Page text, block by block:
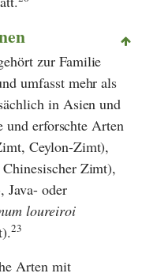
zur Familie
umfasst mehr als
in Asien und
und erforschte Arten
Ceylon-Zimt),
Zimt),
oder
loureiroi
23
Arten mit